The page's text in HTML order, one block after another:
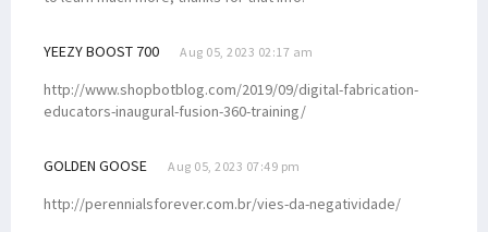
YEEZY BOOST 700 Aug 05, 2023 02:17 am
http://www.shopbotblog.com/2019/09/digital-fabrication-
educators-inaugural-fusion-360-training/
GOLDEN GOOSE Aug 05, 2023 07:49 pm
http://perennialsforever.com.br/vies-da-negatividade/